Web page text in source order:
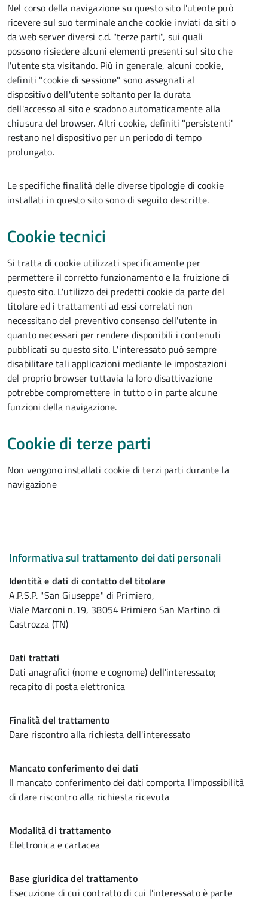
Nel corso della navigazione su questo sito l'utente può
ricevere sul suo terminale anche cookie inviati da siti o
da web server diversi c.d. "terze parti", sui quali
possono risiedere alcuni elementi presenti sul sito che
l'utente sta visitando. Più in generale, alcuni cookie,
definiti "cookie di sessione" sono assegnati al
dispositivo dell'utente soltanto per la durata
dell'accesso al sito e scadono automaticamente alla
chiusura del browser. Altri cookie, definiti "persistenti"
restano nel dispositivo per un periodo di tempo
prolungato.
Le specifiche finalità delle diverse tipologie di cookie
installati in questo sito sono di seguito descritte.
Cookie tecnici
Si tratta di cookie utilizzati specificamente per
permettere il corretto funzionamento e la fruizione di
questo sito. L'utilizzo dei predetti cookie da parte del
titolare ed i trattamenti ad essi correlati non
necessitano del preventivo consenso dell'utente in
quanto necessari per rendere disponibili i contenuti
pubblicati su questo sito. L'interessato può sempre
disabilitare tali applicazioni mediante le impostazioni
del proprio browser tuttavia la loro disattivazione
potrebbe compromettere in tutto o in parte alcune
funzioni della navigazione.
Cookie di terze parti
Non vengono installati cookie di terzi parti durante la
navigazione
Informativa sul trattamento dei dati personali
Identità e dati di contatto del titolare
A.P.S.P. "San Giuseppe" di Primiero,
Viale Marconi n.19, 38054 Primiero San Martino di
Castrozza (TN)
Dati trattati
Dati anagrafici (nome e cognome) dell'interessato;
recapito di posta elettronica
Finalità del trattamento
Dare riscontro alla richiesta dell'interessato
Mancato conferimento dei dati
Il mancato conferimento dei dati comporta l'impossibilità
di dare riscontro alla richiesta ricevuta
Modalità di trattamento
Elettronica e cartacea
Base giuridica del trattamento
Esecuzione di cui contratto di cui l'interessato è parte